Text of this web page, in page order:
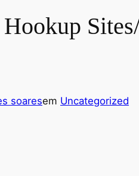
soaresem Uncategorized